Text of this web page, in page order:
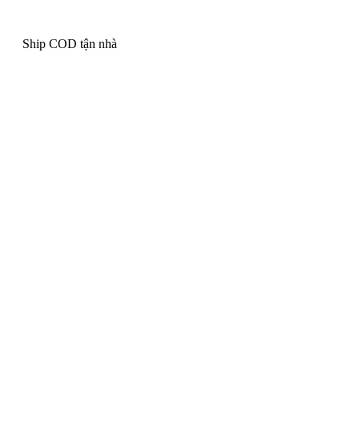
Ship COD tận nhà